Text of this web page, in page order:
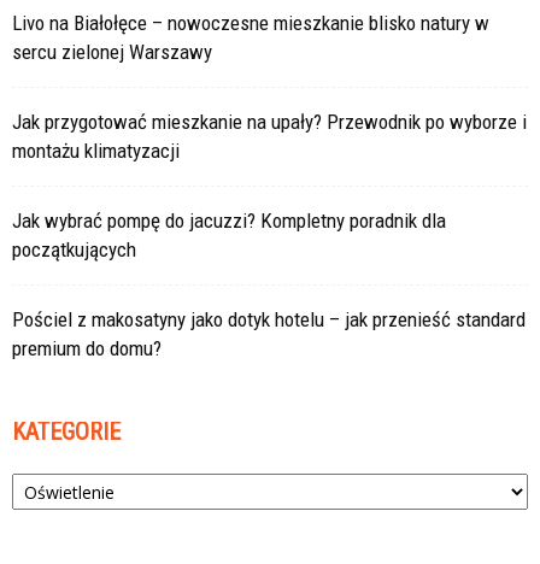
Livo na Białołęce – nowoczesne mieszkanie blisko natury w
sercu zielonej Warszawy
Jak przygotować mieszkanie na upały? Przewodnik po wyborze i
montażu klimatyzacji
Jak wybrać pompę do jacuzzi? Kompletny poradnik dla
początkujących
Pościel z makosatyny jako dotyk hotelu – jak przenieść standard
premium do domu?
KATEGORIE
Kategorie